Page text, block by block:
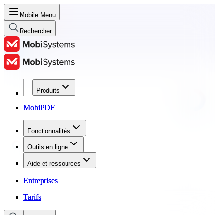
Mobile Menu
Rechercher
Produits
MobiPDF
Fonctionnalités
Outils en ligne
Aide et ressources
Entreprises
Tarifs
Produits
MobiPDF
Fonctionnalités
Outils en ligne
Aide et ressources
Entreprises
Tarifs